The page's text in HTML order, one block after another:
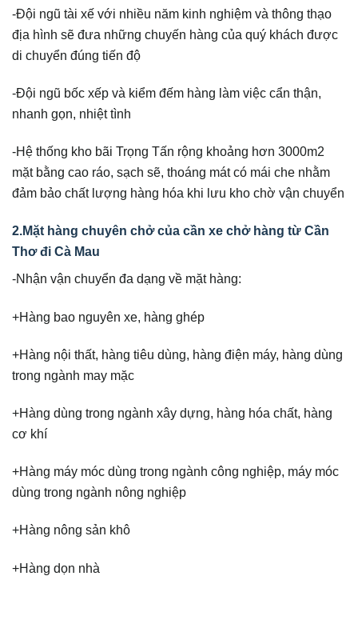
-Đội ngũ tài xế với nhiều năm kinh nghiệm và thông thạo
địa hình sẽ đưa những chuyến hàng của quý khách được
di chuyển đúng tiến độ
-Đội ngũ bốc xếp và kiểm đếm hàng làm việc cẩn thận,
nhanh gọn, nhiệt tình
-Hệ thống kho bãi Trọng Tấn rộng khoảng hơn 3000m2
mặt bằng cao ráo, sạch sẽ, thoáng mát có mái che nhằm
đảm bảo chất lượng hàng hóa khi lưu kho chờ vận chuyển
2.Mặt hàng chuyên chở của cần xe chở hàng từ Cần
Thơ đi Cà Mau
-Nhận vận chuyển đa dạng về mặt hàng:
+Hàng bao nguyên xe, hàng ghép
+Hàng nội thất, hàng tiêu dùng, hàng điện máy, hàng dùng
trong ngành may mặc
+Hàng dùng trong ngành xây dựng, hàng hóa chất, hàng
cơ khí
+Hàng máy móc dùng trong ngành công nghiệp, máy móc
dùng trong ngành nông nghiệp
+Hàng nông sản khô
+Hàng dọn nhà